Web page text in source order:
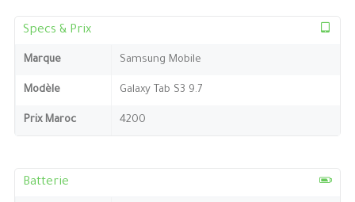
Specs & Prix
Marque Samsung Mobile
Modèle Galaxy Tab S3 9.7
Prix Maroc 4200
Batterie